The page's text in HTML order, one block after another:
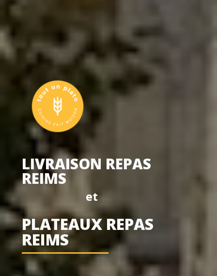
LIVRAISON REPAS
REIMS
et
PLATEAUX REPAS
REIMS